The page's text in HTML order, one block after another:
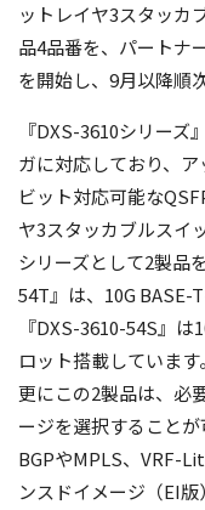
ットレイヤ3スタッカ
品4品番を、パートナ
を開始し、9月以降順
『DXS-3610シリー
ガに対応しており、
ビット対応可能な
ヤ3スタッカブルスイ
シリーズとして2製品
54T』は、10G BASE-
『DXS-3610-54S』
ロット搭載しています。
更にこの2製品は、必
ージを選択することが
BGPやMPLS、VRF-
ンスドイメージ（EI